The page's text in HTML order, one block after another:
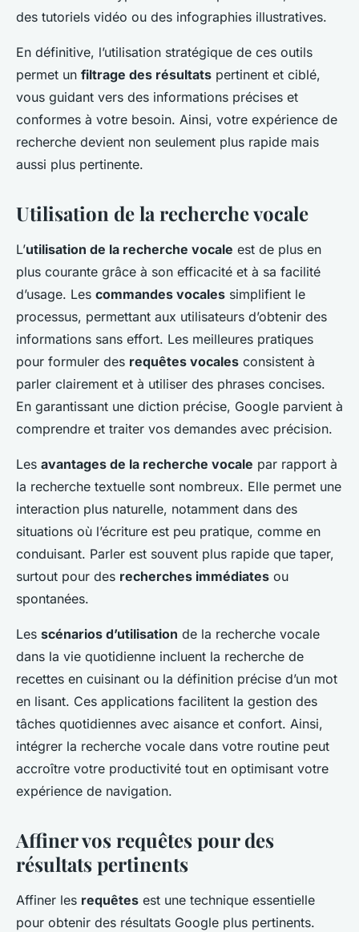
des tutoriels vidéo ou des infographies illustratives.
En définitive, l’utilisation stratégique de ces outils
permet un filtrage des résultats pertinent et ciblé,
vous guidant vers des informations précises et
conformes à votre besoin. Ainsi, votre expérience de
recherche devient non seulement plus rapide mais
aussi plus pertinente.
Utilisation de la recherche vocale
L’utilisation de la recherche vocale est de plus en
plus courante grâce à son efficacité et à sa facilité
d’usage. Les commandes vocales simplifient le
processus, permettant aux utilisateurs d’obtenir des
informations sans effort. Les meilleures pratiques
pour formuler des requêtes vocales consistent à
parler clairement et à utiliser des phrases concises.
En garantissant une diction précise, Google parvient à
comprendre et traiter vos demandes avec précision.
Les avantages de la recherche vocale par rapport à
la recherche textuelle sont nombreux. Elle permet une
interaction plus naturelle, notamment dans des
situations où l’écriture est peu pratique, comme en
conduisant. Parler est souvent plus rapide que taper,
surtout pour des recherches immédiates ou
spontanées.
Les scénarios d’utilisation de la recherche vocale
dans la vie quotidienne incluent la recherche de
recettes en cuisinant ou la définition précise d’un mot
en lisant. Ces applications facilitent la gestion des
tâches quotidiennes avec aisance et confort. Ainsi,
intégrer la recherche vocale dans votre routine peut
accroître votre productivité tout en optimisant votre
expérience de navigation.
Affiner vos requêtes pour des
résultats pertinents
Affiner les requêtes est une technique essentielle
pour obtenir des résultats Google plus pertinents.